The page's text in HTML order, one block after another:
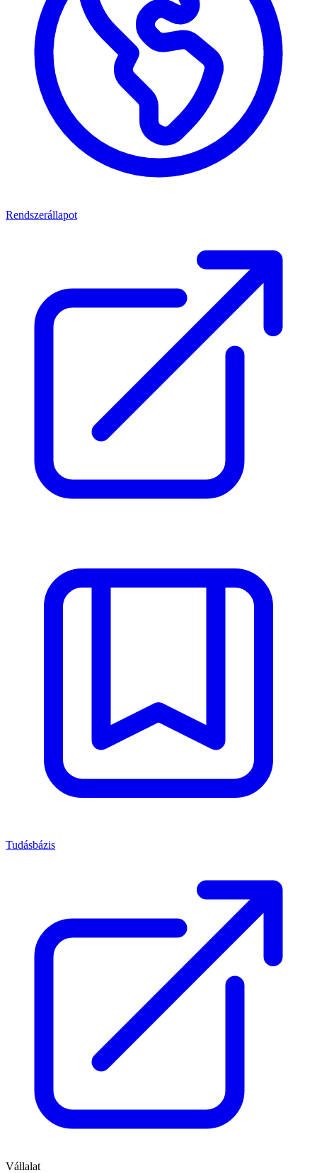
Rendszerállapot
Tudásbázis
Vállalat